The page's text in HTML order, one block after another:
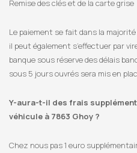
Remise des clés et de la carte grise
Le paiement se fait dans la
il peut également s’effectuer par
banque sous réserve des délais
sous 5 jours ouvrés sera mis en
Y-aura-t-il des frais
véhicule à 7863 Ghoy ?
Chez nous pas 1 euro